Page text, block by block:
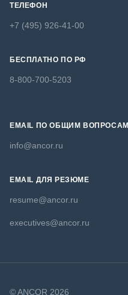
ТЕЛЕФОН
+7 (495) 926-41-00
БЕСПЛАТНО ПО РФ
8-800-700-5203
EMAIL ПО ОБЩИМ ВОПРОСАМ
info@ancor.ru
EMAIL ДЛЯ РЕЗЮМЕ
resume@ancor.ru
executives@ancor.ru
© ANCOR 2026